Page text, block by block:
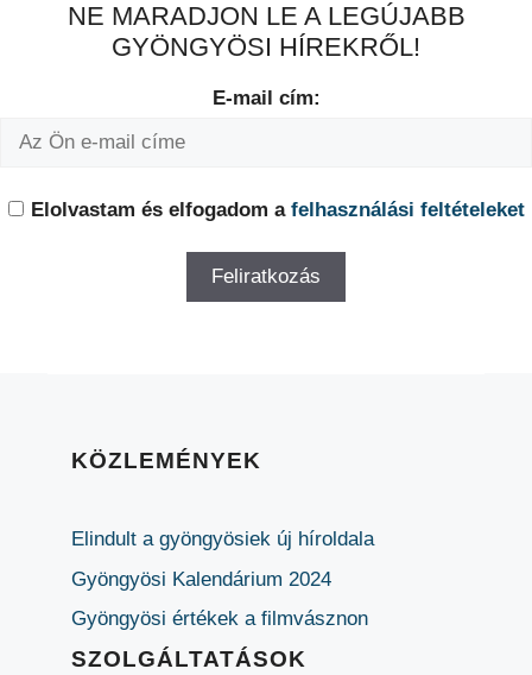
NE MARADJON LE A LEGÚJABB
GYÖNGYÖSI HÍREKRŐL!
E-mail cím:
Elolvastam és elfogadom a felhasználási feltételeket
KÖZLEMÉNYEK
Elindult a gyöngyösiek új híroldala
Gyöngyösi Kalendárium 2024
Gyöngyösi értékek a filmvásznon
SZOLGÁLTATÁSOK